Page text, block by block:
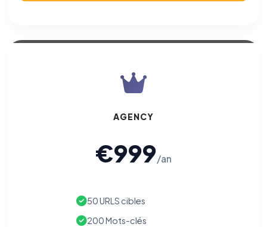
AGENCY
€999/an
50 URLS cibles
200 Mots-clés